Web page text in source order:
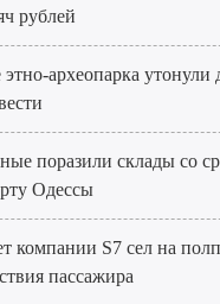
рублей
археопарка утонули
поразили склады со
Одессы
компании S7 сел на
пассажира